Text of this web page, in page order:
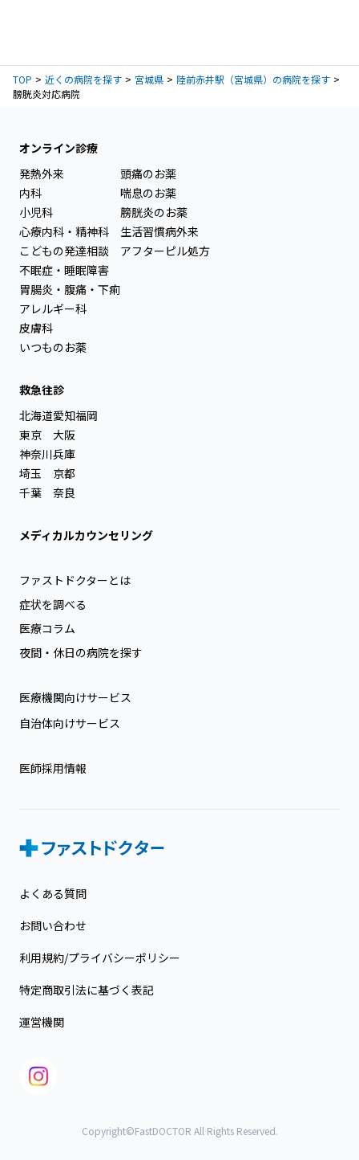
TOP 近くの病院を探す 宮城県
陸前赤井駅（宮城県）の病院を探す
膀胱炎対応病院
オンライン診療
発熱外来
内科
小児科
心療内科・精神科
こどもの発達相談
不眠症・睡眠障害
胃腸炎・腹痛・下痢
アレルギー科
皮膚科
いつものお薬
頭痛のお薬
喘息のお薬
膀胱炎のお薬
生活習慣病外来
アフターピル処方
救急往診
北海道
東京
神奈川
埼玉
千葉
愛知
大阪
兵庫
京都
奈良
福岡
メディカルカウンセリング
ファストドクターとは
症状を調べる
医療コラム
夜間・休日の病院を探す
医療機関向けサービス
自治体向けサービス
医師採用情報
よくある質問
お問い合わせ
利用規約/プライバシーポリシー
特定商取引法に基づく表記
運営機関
Copyright©FastDOCTOR All Rights Reserved.